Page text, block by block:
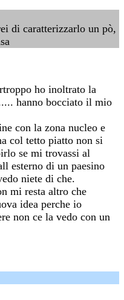
di caratterizzarlo un pò,
ho inoltrato la
hanno bocciato il mio
con la zona nucleo e
col tetto piatto non si
se mi trovassi al
esterno di un paesino
niete di che.
mi resta altro che
idea perche io
non ce la vedo con un